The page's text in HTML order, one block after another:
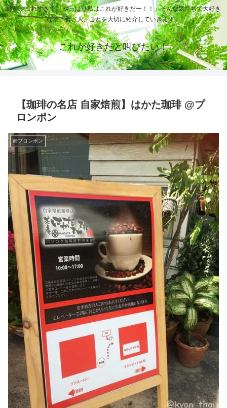
通称：これすき！ 「やっぱり私はこれが好きだー！！」そんな気持ちで大好き
な物、食、人、ことを大切に紹介していきます。
これが好きだと叫びたい！
【珈琲の名店 自家焙煎】はかた珈琲 @プ
ロンポン
@プロンポン